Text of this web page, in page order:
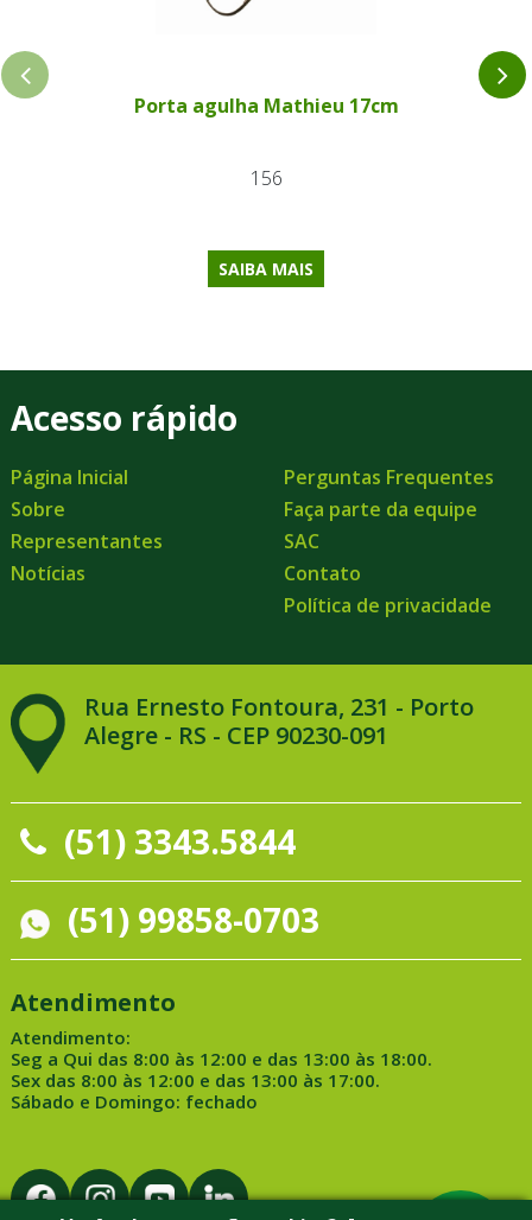
Porta agulha Mathieu 17cm
156
SAIBA MAIS
Acesso rápido
Página Inicial
Sobre
Representantes
Notícias
Perguntas Frequentes
Faça parte da equipe
SAC
Contato
Política de privacidade
Rua Ernesto Fontoura, 231 - Porto
Alegre - RS - CEP 90230-091
(51) 3343.5844
(51) 99858-0703
Atendimento
Atendimento:
Seg a Qui das 8:00 às 12:00 e das 13:00 às 18:00.
Sex das 8:00 às 12:00 e das 13:00 às 17:00.
Sábado e Domingo: fechado